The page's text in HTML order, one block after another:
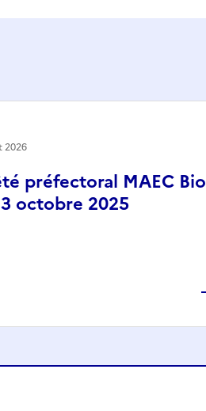
préfectoral MAEC Bio
octobre 2025
2026